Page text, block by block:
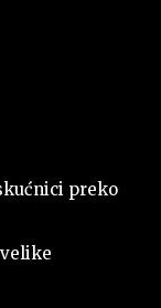
preko